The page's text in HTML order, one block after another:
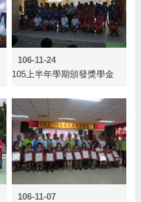
106-11-24
105上半年學期頒發獎學金
106-11-07